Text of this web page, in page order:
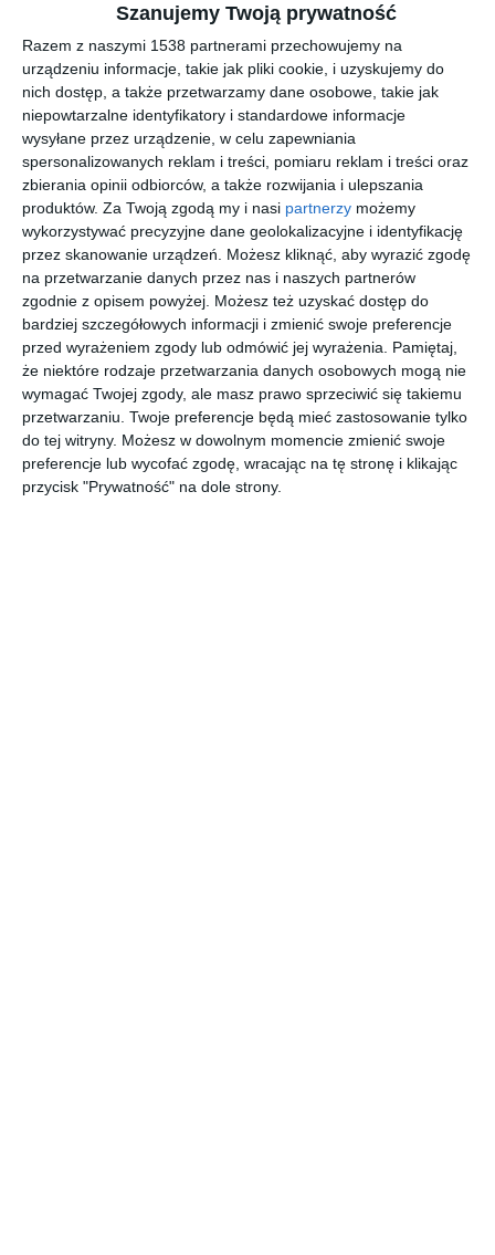
Szanujemy Twoją prywatność
Razem z naszymi 1538 partnerami przechowujemy na
urządzeniu informacje, takie jak pliki cookie, i uzyskujemy do
nich dostęp, a także przetwarzamy dane osobowe, takie jak
niepowtarzalne identyfikatory i standardowe informacje
wysyłane przez urządzenie, w celu zapewniania
spersonalizowanych reklam i treści, pomiaru reklam i treści oraz
zbierania opinii odbiorców, a także rozwijania i ulepszania
produktów. Za Twoją zgodą my i nasi partnerzy możemy
wykorzystywać precyzyjne dane geolokalizacyjne i identyfikację
przez skanowanie urządzeń. Możesz kliknąć, aby wyrazić zgodę
na przetwarzanie danych przez nas i naszych partnerów
zgodnie z opisem powyżej. Możesz też uzyskać dostęp do
bardziej szczegółowych informacji i zmienić swoje preferencje
przed wyrażeniem zgody lub odmówić jej wyrażenia.
Pamiętaj,
że niektóre rodzaje przetwarzania danych osobowych mogą nie
wymagać Twojej zgody, ale masz prawo sprzeciwić się takiemu
przetwarzaniu. Twoje preferencje będą mieć zastosowanie tylko
do tej witryny. Możesz w dowolnym momencie zmienić swoje
preferencje lub wycofać zgodę, wracając na tę stronę i klikając
przycisk "Prywatność" na dole strony.
PROJEKT
Salon z fotelem
przeznaczonym do
wypoczynku
Salon z fotelem przeznaczonym do wypoczynku z
modnymi szafkami stojącymi.
POKAŻ WIĘCEJ
AUTOR:Kler
Kategoria projektu
Mieszkanie